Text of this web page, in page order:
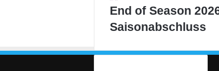
End of Season
Saisonabschluss